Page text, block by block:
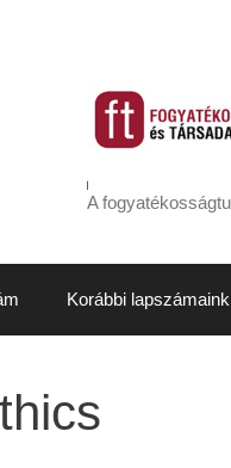
A
Korábbi lapszámaink